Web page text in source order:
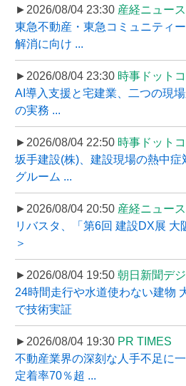
►2026/08/04 23:30 産経ニュース
東急不動産・東急コミュニティ
解消に向け ...
►2026/08/04 23:30 時事ドット
AI導入支援と宅建業、二つの現
の実務 ...
►2026/08/04 22:50 時事ドット
坂手建設(株)、建設現場の熱中
グルーム ...
►2026/08/04 20:50 産経ニュース
リバスタ、「第6回 建設DX展 大
＞
►2026/08/04 19:50 朝日新聞デ
24時間走行や水道使わない建物
で技術実証
►2026/08/04 19:30 PR TIMES
不動産業界の深刻な人手不足に
定着率70％超 ...